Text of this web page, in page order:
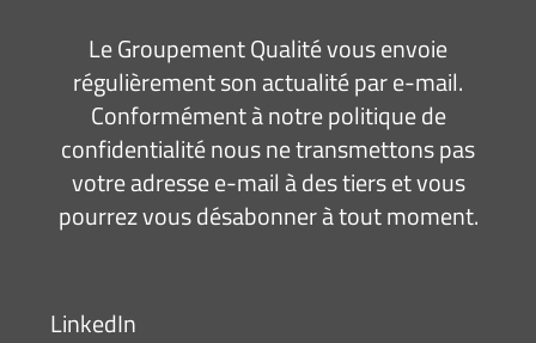
Le Groupement Qualité vous envoie
régulièrement son actualité par e-mail.
Conformément à notre politique de
confidentialité nous ne transmettons pas
votre adresse e-mail à des tiers et vous
pourrez vous désabonner à tout moment.
LinkedIn